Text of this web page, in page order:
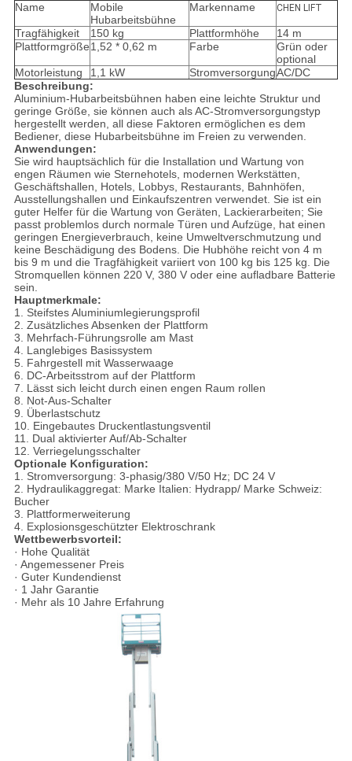
Name
Mobile
Hubarbeitsbühne
Markenname CHEN LIFT
Tragfähigkeit 150 kg Plattformhöhe
14 m
Plattformgröße1,52 * 0,62 m Farbe
Grün oder
optional
Motorleistung
1,1 kW StromversorgungAC/DC
Beschreibung:
Aluminium-Hubarbeitsbühnen haben eine leichte Struktur und
geringe Größe, sie können auch als AC-Stromversorgungstyp
hergestellt werden, all diese Faktoren ermöglichen es dem
Bediener, diese Hubarbeitsbühne im Freien zu verwenden.
Anwendungen:
Sie wird hauptsächlich für die Installation und Wartung von
engen Räumen wie Sternehotels, modernen Werkstätten,
Geschäftshallen, Hotels, Lobbys, Restaurants, Bahnhöfen,
Ausstellungshallen und Einkaufszentren verwendet. Sie ist ein
guter Helfer für die Wartung von Geräten, Lackierarbeiten; Sie
passt problemlos durch normale Türen und Aufzüge, hat einen
geringen Energieverbrauch, keine Umweltverschmutzung und
keine Beschädigung des Bodens. Die Hubhöhe reicht von 4 m
bis 9 m und die Tragfähigkeit variiert von 100 kg bis 125 kg. Die
Stromquellen können 220 V, 380 V oder eine aufladbare Batterie
sein.
Hauptmerkmale:
1. Steifstes Aluminiumlegierungsprofil
2. Zusätzliches Absenken der Plattform
3. Mehrfach-Führungsrolle am Mast
4. Langlebiges Basissystem
5. Fahrgestell mit Wasserwaage
6. DC-Arbeitsstrom auf der Plattform
7. Lässt sich leicht durch einen engen Raum rollen
8. Not-Aus-Schalter
9. Überlastschutz
10. Eingebautes Druckentlastungsventil
11. Dual aktivierter Auf/Ab-Schalter
12. Verriegelungsschalter
Optionale Konfiguration:
1. Stromversorgung: 3-phasig/380 V/50 Hz; DC 24 V
2. Hydraulikaggregat: Marke Italien: Hydrapp/ Marke Schweiz:
Bucher
3. Plattformerweiterung
4. Explosionsgeschützter Elektroschrank
Wettbewerbsvorteil:
· Hohe Qualität
· Angemessener Preis
· Guter Kundendienst
· 1 Jahr Garantie
· Mehr als 10 Jahre Erfahrung